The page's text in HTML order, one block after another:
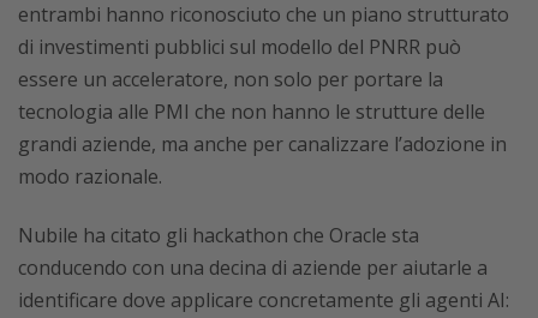
entrambi hanno riconosciuto che un piano strutturato
di investimenti pubblici sul modello del PNRR può
essere un acceleratore, non solo per portare la
tecnologia alle PMI che non hanno le strutture delle
grandi aziende, ma anche per canalizzare l’adozione in
modo razionale.
Nubile ha citato gli hackathon che Oracle sta
conducendo con una decina di aziende per aiutarle a
identificare dove applicare concretamente gli agenti AI: